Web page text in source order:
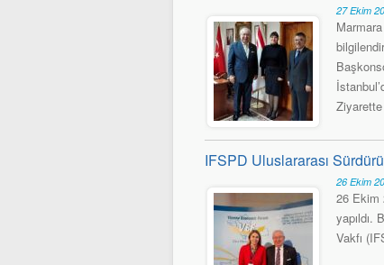
27 Ekim
IFSPD Uluslararası
26 Ekim
26 Ekim
yapıldı.
Vakfı